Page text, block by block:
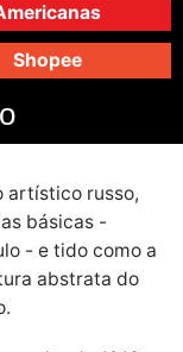
Shopee
artístico russo,
básicas -
- e tido como a
abstrata do